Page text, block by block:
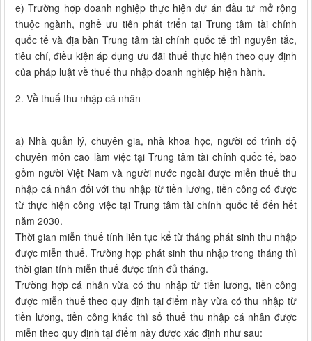
e) Trường hợp doanh nghiệp thực hiện dự án đầu tư mở rộng
thuộc ngành, nghề ưu tiên phát triển tại Trung tâm tài chính
quốc tế và địa bàn Trung tâm tài chính quốc tế thì nguyên tắc,
tiêu chí, điều kiện áp dụng ưu đãi thuế thực hiện theo quy định
của pháp luật về thuế thu nhập doanh nghiệp hiện hành.
2. Về thuế thu nhập cá nhân
a) Nhà quản lý, chuyên gia, nhà khoa học, người có trình độ
chuyên môn cao làm việc tại Trung tâm tài chính quốc tế, bao
gồm người Việt Nam và người nước ngoài được miễn thuế thu
nhập cá nhân đối với thu nhập từ tiền lương, tiền công có được
từ thực hiện công việc tại Trung tâm tài chính quốc tế đến hết
năm 2030.
Thời gian miễn thuế tính liên tục kể từ tháng phát sinh thu nhập
được miễn thuế. Trường hợp phát sinh thu nhập trong tháng thì
thời gian tính miễn thuế được tính đủ tháng.
Trường hợp cá nhân vừa có thu nhập từ tiền lương, tiền công
được miễn thuế theo quy định tại điểm này vừa có thu nhập từ
tiền lương, tiền công khác thì số thuế thu nhập cá nhân được
miễn theo quy định tại điểm này được xác định như sau: